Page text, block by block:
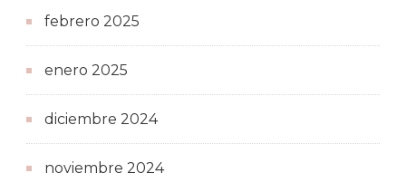
febrero 2025
enero 2025
diciembre 2024
noviembre 2024